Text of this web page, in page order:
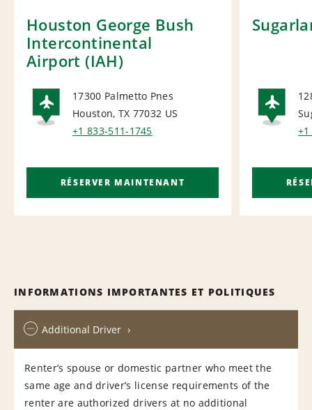
Houston George Bush
Intercontinental
Airport (IAH)
AIRPORT
17300 Palmetto Pnes
Houston, TX 77032 US
+1 833-511-1745
RÉSERVER MAINTENANT
INFORMATIONS IMPORTANTES ET POLITIQUES
Additional Driver
Renter’s spouse or domestic partner who meet the
same age and driver’s license requirements of the
renter are authorized drivers at no additional